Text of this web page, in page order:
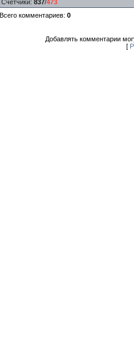
Счетчики: 837/473
Всего комментариев: 0
Добавлять комментарии
[